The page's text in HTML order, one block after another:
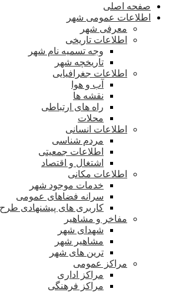
صفحه اصلی
اطلاعات عمومی شهر
معرفی شهر
اطلاعات تاریخی
وجه تسمیه نام شهر
تاریخچه شهر
اطلاعات جغرافیایی
آب و هوا
نقشه ها
راه های ارتباطی
محلات
اطلاعات انسانی
مردم شناسی
اطلاعات جمعیتی
اشتغال و اقتصاد
اطلاعات مکانی
خدمات موجود شهر
سرانه فضاهای عمومی
کاربری های پیشنهادی
مفاخر و مشاهیر
شهدای شهر
مشاهیر شهر
ترین های شهر
مراکز عمومی
مراکز اداری
مراکز فرهنگی